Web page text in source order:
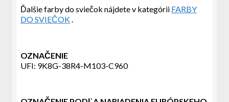
Ďalšie farby do sviečok nájdete v kategórii FARBY
DO SVIEČOK
OZNAČENIE
UFI: 9K8G-38R4-M103-C960